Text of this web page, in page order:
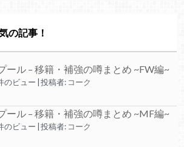
の記事！
ール – 移籍・補強の噂まとめ ~FW編~
のビュー 投稿者: コーク
ール – 移籍・補強の噂まとめ ~MF編~
のビュー 投稿者: コーク